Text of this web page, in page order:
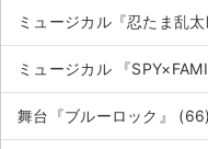
ミュージカル『忍たま乱
ミュージカル 『
舞台『ブルーロック』 (66)